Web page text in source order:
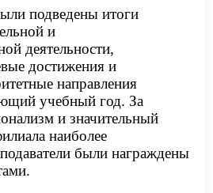
подведены итоги
и
деятельности,
достижения и
направления
учебный год. За
и значительный
наиболее
были награждены